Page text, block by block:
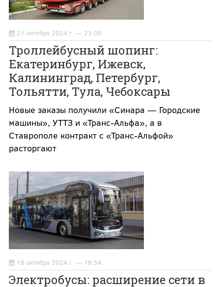
21 октября 2024 г. — 23:00
Троллейбусный шопинг:
Екатеринбург, Ижевск,
Калининград, Петербург,
Тольятти, Тула, Чебоксары
Новые заказы получили «Синара — Городские
машины», УТТЗ и «Транс-Альфа», а в
Ставрополе контракт с «Транс-Альфой»
расторгают
18 октября 2024 г. — 18:54
Электробусы: расширение сети в